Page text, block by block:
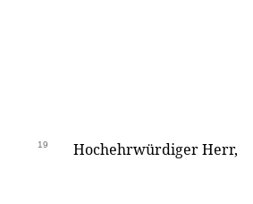
19 Hochehrwürdiger Herr,